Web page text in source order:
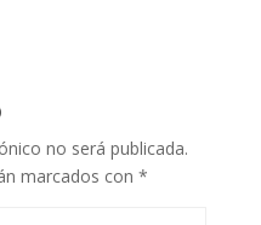
no será publicada.
marcados con *